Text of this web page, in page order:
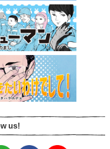
us!